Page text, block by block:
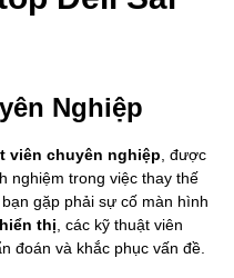
Nghiệp
viên chuyên nghiệp, được
nghiệm trong việc thay thế
gặp phải sự cố màn hình
thị, các kỹ thuật viên
đoán và khắc phục vấn đề.